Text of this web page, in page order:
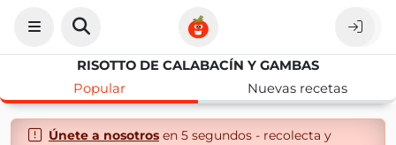
RISOTTO DE CALABACÍN Y GAMBAS
Popular
Nuevas recetas
Únete a nosotrosen 5 segundos - recolecta y